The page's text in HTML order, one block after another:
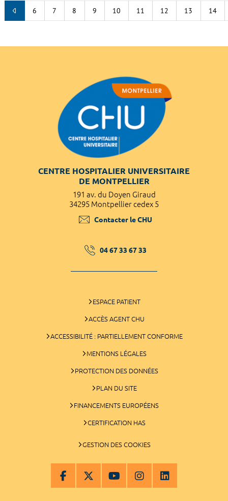
6 7 8 9 10 11 12 13 14
CENTRE HOSPITALIER UNIVERSITAIRE
DE MONTPELLIER
191 av. du Doyen Giraud
34295 Montpellier cedex 5
Contacter le CHU
04 67 33 67 33
ESPACE PATIENT
ACCÈS AGENT CHU
ACCESSIBILITÉ : PARTIELLEMENT CONFORME
MENTIONS LÉGALES
PROTECTION DES DONNÉES
PLAN DU SITE
FINANCEMENTS EUROPÉENS
CERTIFICATION HAS
GESTION DES COOKIES